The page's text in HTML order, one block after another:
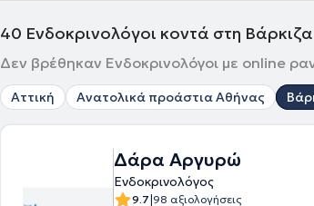
40 Ενδοκρινολόγοι κοντά στη Βάρκιζα
Δεν βρέθηκαν Ενδοκρινολόγοι με online
Αττική Ανατολικά προάστια Αθήνας
Δάρα Αργυρώ
Ενδοκρινολόγος
9.7|98 αξιολογήσεις